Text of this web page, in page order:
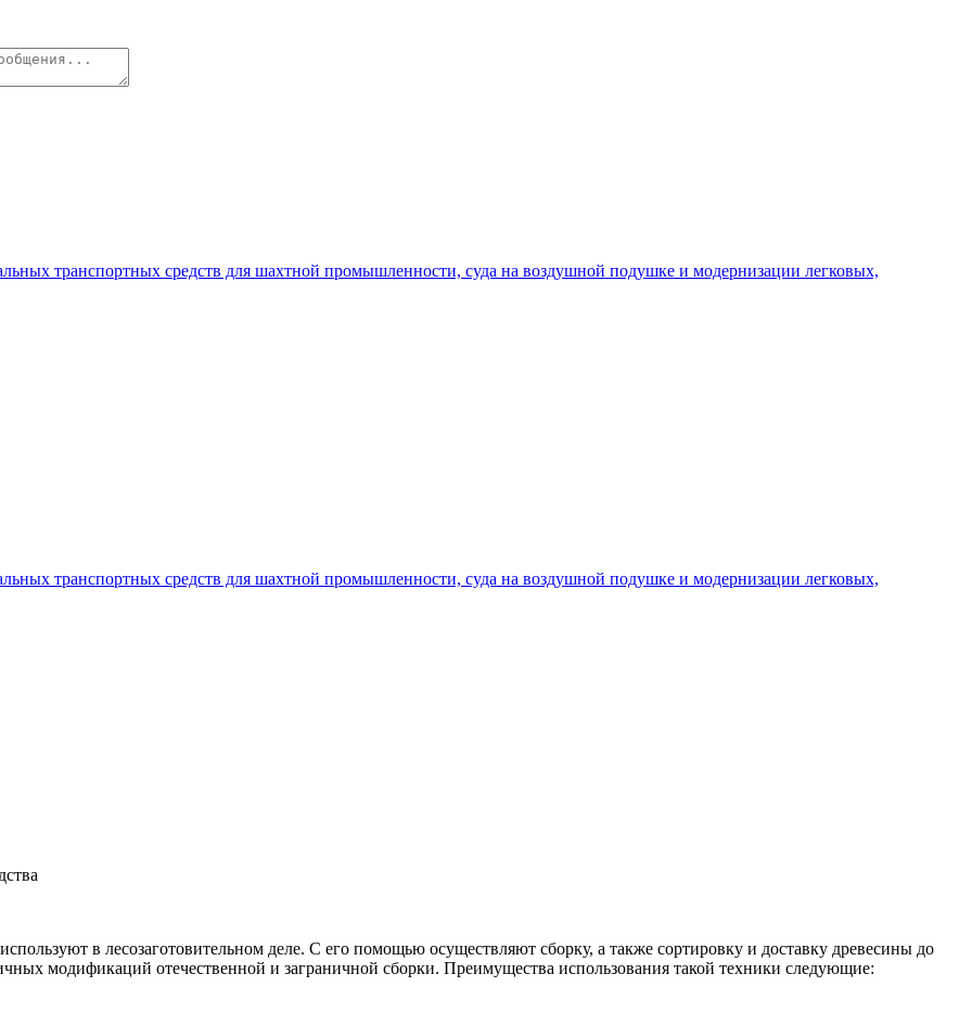
в лесозаготовительном деле. С его помощью осуществляют сборку, а также сортировку и доставку древесины до
модификаций отечественной и заграничной сборки. Преимущества использования такой техники следующие: